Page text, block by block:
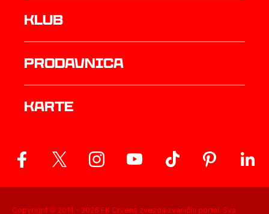
Klub
prodavnica
Karte
Copyright © 2011 - 2026 FK Crvena zvezda zvanični portal. Sva